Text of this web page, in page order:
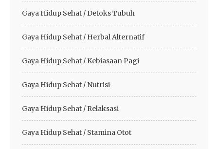
Gaya Hidup Sehat / Detoks Tubuh
Gaya Hidup Sehat / Herbal Alternatif
Gaya Hidup Sehat / Kebiasaan Pagi
Gaya Hidup Sehat / Nutrisi
Gaya Hidup Sehat / Relaksasi
Gaya Hidup Sehat / Stamina Otot